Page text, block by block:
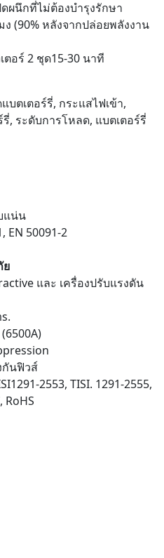
ผนึกที่ไม่ต้องบำรุงรักษา
ง (90% หลังจากปล่อยพลังงาน
ตอร์ 2 ชุด15-30 นาที
บตเตอร์รี่, กระแสไฟเข้า,
, ระดับการโหลด, แบตเตอร์รี่
แน่น
EN 50091-2
ย
และ เครื่องปรับแรงดัน
กันฟิวส์
2553, TISI. 1291-2555,
RoHS